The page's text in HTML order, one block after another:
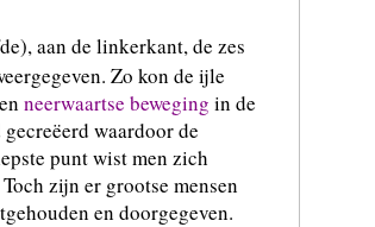
aan de linkerkant, de zes
Zo kon de ijle
neerwaartse beweging in de
waardoor de
punt wist men zich
zijn er grootse mensen
en doorgegeven.